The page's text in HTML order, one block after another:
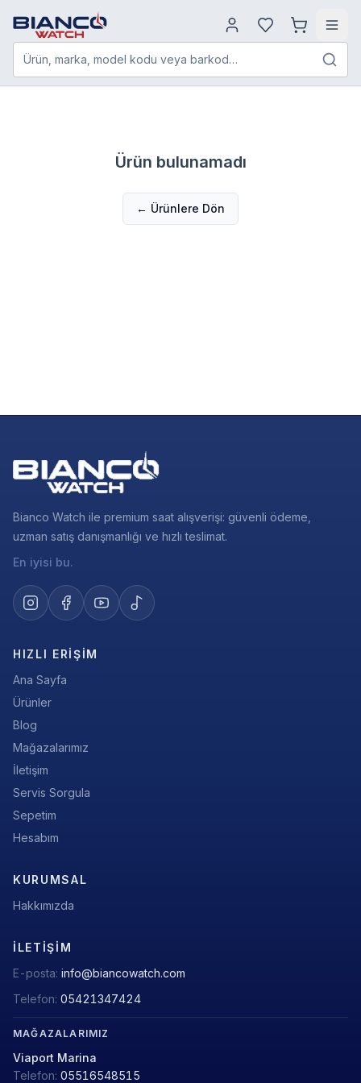
Ürün, marka, model kodu veya barkod…
Ürün bulunamadı
← Ürünlere Dön
Bianco Watch ile premium saat alışverişi: güvenli ödeme,
uzman satış danışmanlığı ve hızlı teslimat.
En iyisi bu.
HIZLI ERIŞIM
Ana Sayfa
Ürünler
Blog
Mağazalarımız
İletişim
Servis Sorgula
Sepetim
Hesabım
KURUMSAL
Hakkımızda
İLETIŞIM
E-posta: info@biancowatch.com
Telefon: 05421347424
MAĞAZALARIMIZ
Viaport Marina
Telefon: 05516548515